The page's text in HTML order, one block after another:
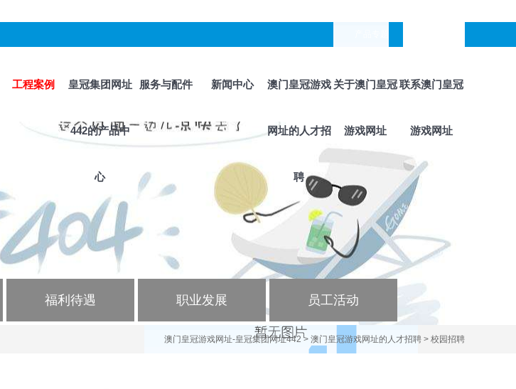
工程案例 皇冠集团网址
442的产品中
心
服务与配件 新闻中心 澳门皇冠游戏
网址的人才招
聘
关于澳门皇冠
游戏网址
联系澳门皇冠
游戏网址
福利待遇 职业发展 员工活动
澳门皇冠游戏网址-皇冠集团网址442 > 澳门皇冠游戏网址的人才招聘 > 校园招聘